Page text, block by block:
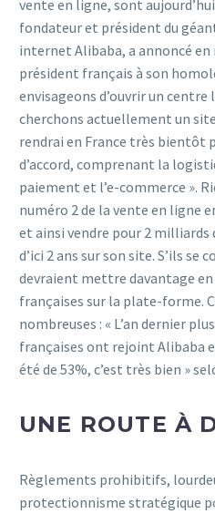
vente en ligne, sont
fondateur et président du
internet Alibaba, a annoncé en
président français à son
envisageons d’ouvrir un
cherchons actuellement un
rendrai en France très bientôt
d’accord, comprenant la
paiement et l’e-commerce ».
numéro 2 de la vente en ligne
et ainsi vendre pour 2 milliards
d’ici 2 ans sur son site. S’ils
devraient mettre davantage
françaises sur la plate-forme.
nombreuses : « L’an dernier
françaises ont rejoint Alibaba
été de 53%, c’est très bien »
UNE ROUTE À
Règlements prohibitifs,
protectionnisme stratégique